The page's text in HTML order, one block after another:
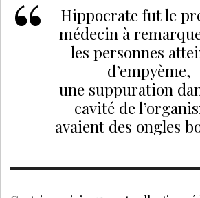
Que signifient les taches
Comment se caractérisent les
Qu'est-ce que les durillons ?